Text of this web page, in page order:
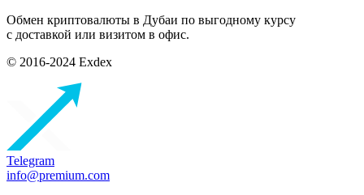
Обмен криптовалюты в Дубаи по выгодному курсу
с доставкой или визитом в офис.
© 2016-2024 Exdex
Telegram
info@premium.com